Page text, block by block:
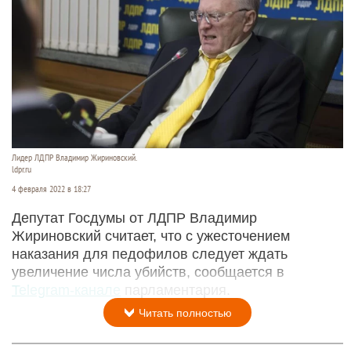
Лидер ЛДПР Владимир Жириновский.
ldpr.ru
4 февраля 2022 в 18:27
Депутат Госдумы от ЛДПР Владимир
Жириновский считает, что с ужесточением
наказания для педофилов следует ждать
увеличение числа убийств, сообщается в
Telegram-канале
парламентария.
Читать полностью